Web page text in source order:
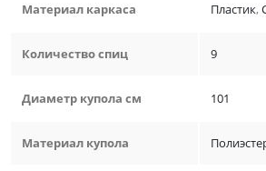
Материал каркаса Пластик,
Количество спиц 9
Диаметр купола см 101
Материал купола